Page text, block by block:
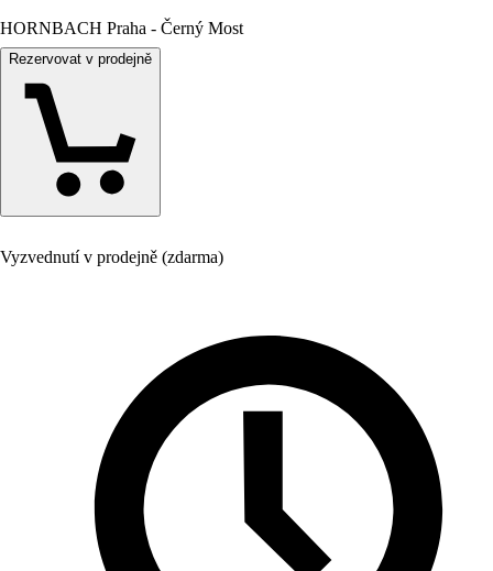
HORNBACH Praha - Černý Most
Rezervovat v prodejně
Vyzvednutí v prodejně (zdarma)